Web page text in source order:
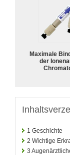
Maximale
der
1 Geschichte
2 Wichtige
3